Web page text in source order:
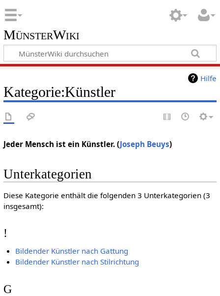
MünsterWiki
Hilfe
Kategorie:Künstler
Jeder Mensch ist ein Künstler. (Joseph Beuys)
Unterkategorien
Diese Kategorie enthält die folgenden 3 Unterkategorien (3
insgesamt):
!
Bildender Künstler nach Gattung
Bildender Künstler nach Stilrichtung
G